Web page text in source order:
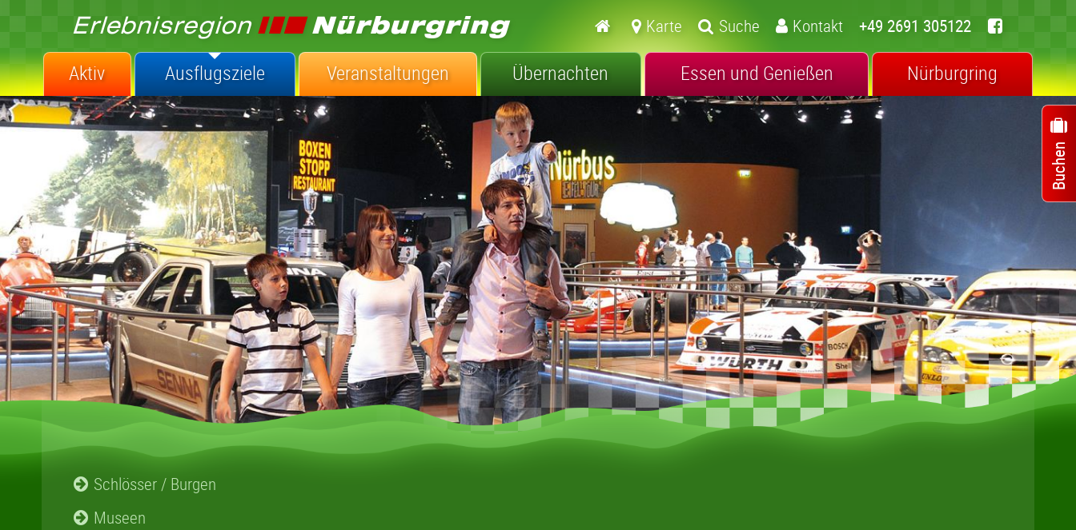
Karte Suche Kontakt +49 2691 305122
Aktiv Ausflugsziele Veranstaltungen Übernachten Essen und Genießen Nürburgring
Schlösser / Burgen
Museen